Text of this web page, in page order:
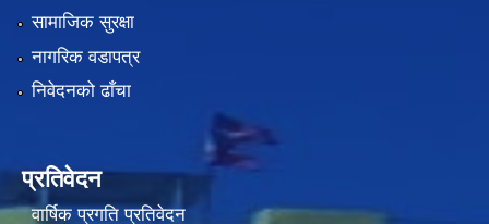
सामाजिक सुरक्षा
नागरिक वडापत्र
निवेदनको ढाँचा
प्रतिवेदन
वार्षिक प्रगति प्रतिवेदन